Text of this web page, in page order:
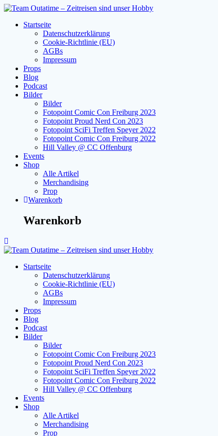
Zum
springenStartseite
Datenschutzerklärung
Cookie-Richtlinie (EU)
AGBs
Impressum
Props
Blog
Podcast
Bilder
Bilder
Fotopoint Comic Con Freiburg 2023
Fotopoint Proud Nerd Con 2023
Fotopoint SciFi Treffen Speyer 2022
Fotopoint Comic Con Freiburg 2022
Hill Valley @ CC Offenburg
Events
Shop
Alle Artikel
Merchandising
Prop
Warenkorb
Warenkorb
Startseite
Datenschutzerklärung
Cookie-Richtlinie (EU)
AGBs
Impressum
Props
Blog
Podcast
Bilder
Bilder
Fotopoint Comic Con Freiburg 2023
Fotopoint Proud Nerd Con 2023
Fotopoint SciFi Treffen Speyer 2022
Fotopoint Comic Con Freiburg 2022
Hill Valley @ CC Offenburg
Events
Shop
Alle Artikel
Merchandising
Prop